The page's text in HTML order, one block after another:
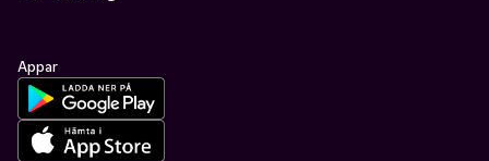
Appar